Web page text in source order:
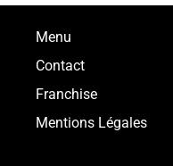
Menu
Contact
Franchise
Mentions Légales